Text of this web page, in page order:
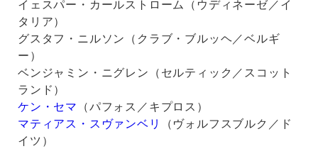
イェスパー・カールストローム（ウディネーゼ／イ
タリア）
グスタフ・ニルソン（クラブ・ブルッヘ／ベルギ
ー）
ベンジャミン・ニグレン（セルティック／スコット
ランド）
ケン・セマ
（パフォス／キプロス）
マティアス・スヴァンベリ
（ヴォルフスブルク／ド
イツ）